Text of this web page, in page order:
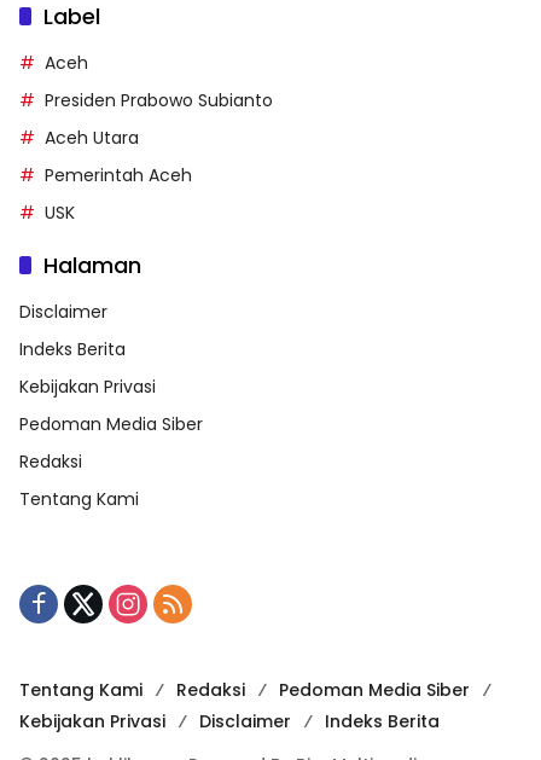
Label
Aceh
Presiden Prabowo Subianto
Aceh Utara
Pemerintah Aceh
USK
Halaman
Disclaimer
Indeks Berita
Kebijakan Privasi
Pedoman Media Siber
Redaksi
Tentang Kami
Tentang Kami Redaksi
Pedoman Media Siber
Kebijakan Privasi
Disclaimer
Indeks Berita